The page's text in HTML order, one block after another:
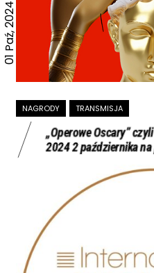
01 Paź, 2024
NAGRODY TRANSMISJA
„Operowe Oscary”
2024 2 października